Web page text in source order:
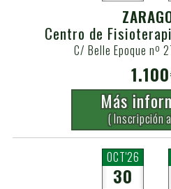
Centro de
C/ Belle Epoque nº
Más
( Inscripción
OCT'26
30